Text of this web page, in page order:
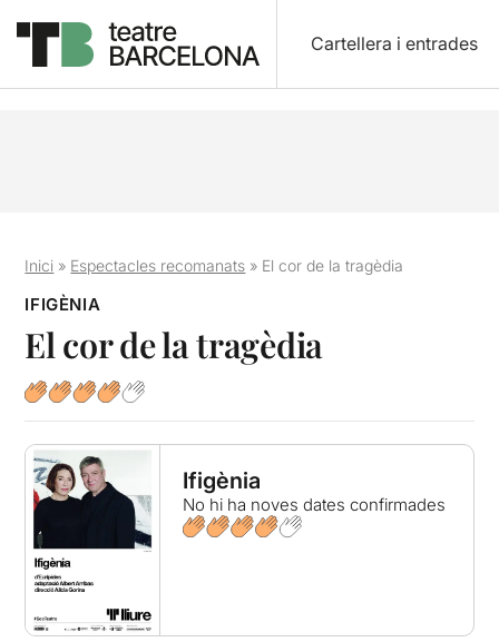
Cartellera i entrades
Inici » Espectacles recomanats » El cor de la tragèdia
IFIGÈNIA
El cor de la tragèdia
Ifigènia
No hi ha noves dates confirmades